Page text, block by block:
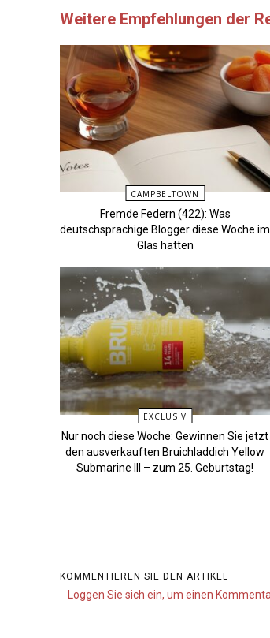
Weitere Empfehlungen der
CAMPBELTOWN
Fremde Federn (422): Was
deutschsprachige Blogger diese Woche im
Glas hatten
EXCLUSIV
Nur noch diese Woche: Gewinnen Sie jetzt
den ausverkauften Bruichladdich Yellow
Submarine III – zum 25. Geburtstag!
KOMMENTIEREN SIE DEN ARTIKEL
Loggen Sie sich ein, um einen